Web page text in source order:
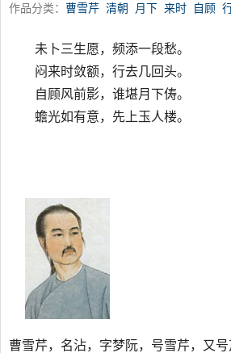
作品分类： 曹雪芹 清朝 月下 来时 自顾
未卜三生愿，频添一段愁。
闷来时敛额，行去几回头。
自顾风前影，谁堪月下俦。
蟾光如有意，先上玉人楼。
曹雪芹，名沾，字梦阮，号雪芹，又